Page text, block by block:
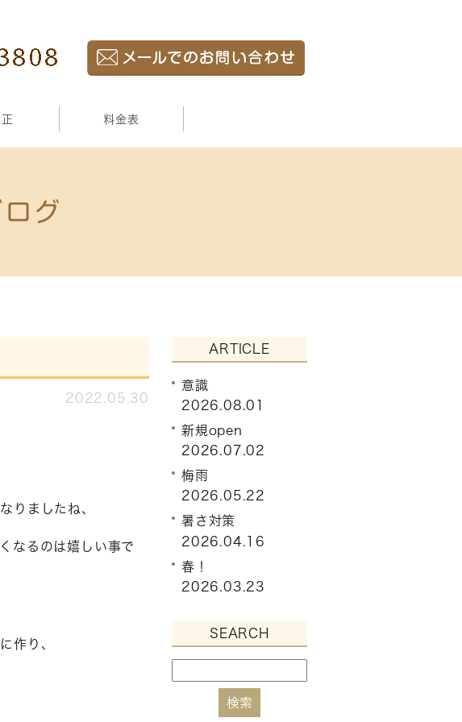
料金表
グ
2022.05.30
りましたね、
なるのは嬉しい事で
作り、
ARTICLE
意識
2026.08.01
新規open
2026.07.02
梅雨
2026.05.22
暑さ対策
2026.04.16
春！
2026.03.23
SEARCH